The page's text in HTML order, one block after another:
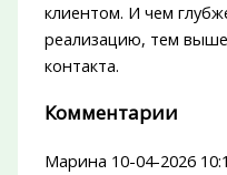
клиентом. И чем
реализацию, тем
контакта.
Комментарии
Марина 10-04-2026